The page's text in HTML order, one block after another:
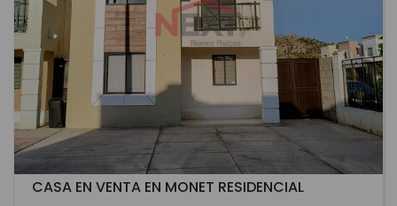
CASA EN VENTA EN MONET RESIDENCIAL